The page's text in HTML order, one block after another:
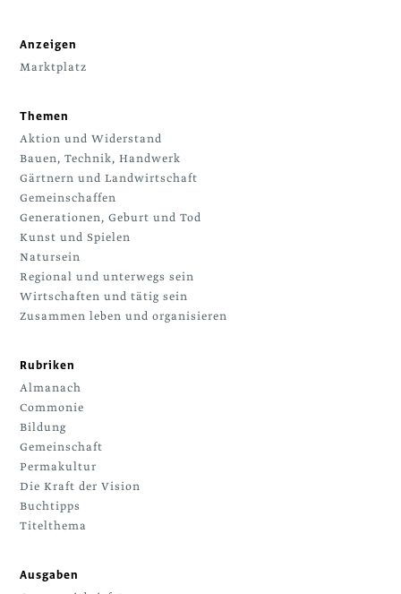
Anzeigen
Marktplatz
Themen
Aktion und Widerstand
Bauen, Technik, Handwerk
Gärtnern und Landwirtschaft
Gemeinschaffen
Generationen, Geburt und Tod
Kunst und Spielen
Natursein
Regional und unterwegs sein
Wirtschaften und tätig sein
Zusammen leben und organisieren
Rubriken
Almanach
Commonie
Bildung
Gemeinschaft
Permakultur
Die Kraft der Vision
Buchtipps
Titelthema
Ausgaben